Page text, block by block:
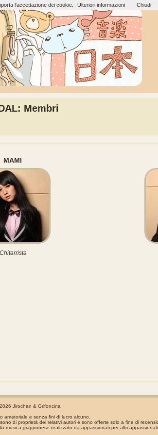
Membri
MAMI
Chitarrista
Jirochan & Grifoncina
amatoriale e senza fini di lucro alcuno.
di proprietà dei relativi autori e sono offerte solo a fine di
musica giapponese realizzato da appassionati per altri appassionati.
l'accettazione dei cookie. Ulteriori informazioni Chiudi